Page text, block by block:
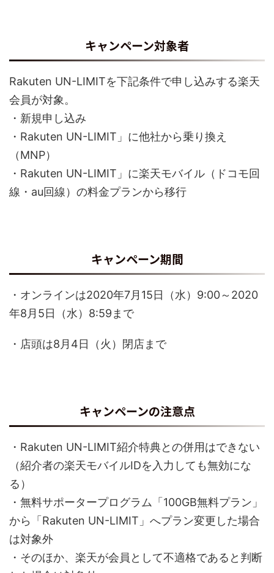
キャンペーン対象者
Rakuten UN-LIMITを下記条件で申し込みする楽天
会員が対象。
・新規申し込み
・Rakuten UN-LIMIT」に他社から乗り換え
（MNP）
・Rakuten UN-LIMIT」に楽天モバイル（ドコモ回
線・au回線）の料金プランから移行
キャンペーン期間
・オンラインは2020年7月15日（水）9:00～2020
年8月5日（水）8:59まで
・店頭は8月4日（火）閉店まで
キャンペーンの注意点
・Rakuten UN-LIMIT紹介特典との併用はできない
（紹介者の楽天モバイルIDを入力しても無効にな
る）
・無料サポータープログラム「100GB無料プラン」
から「Rakuten UN-LIMIT」へプラン変更した場合
は対象外
・そのほか、楽天が会員として不適格であると判断